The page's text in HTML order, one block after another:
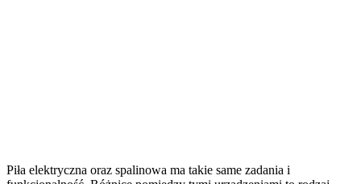
Piła elektryczna oraz spalinowa ma takie same zadania i